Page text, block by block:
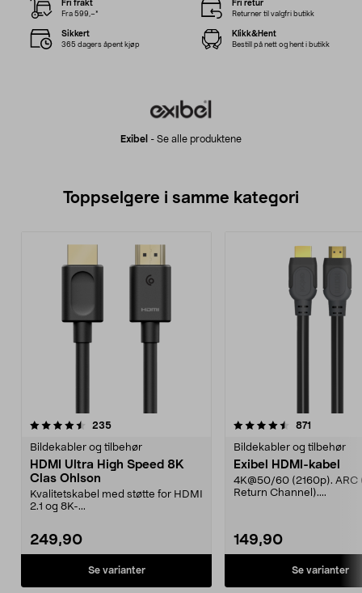
Exibel - Se alle produktene
Fri frakt
Fra 599,–*
Fri retur
Returner til valgfri butikk
Sikkert
365 dagers åpent kjøp
Klikk&Hent
Bestill på nett og hent i butikk
Toppselgere i samme kategori
235anmeldelser
Bildekabler og tilbehør
HDMI Ultra High Speed 8K
Clas Ohlson
Kvalitetskabel med støtte for HDMI
2.1 og 8K-...
249,90
Se varianter
4.5 av 5 stjerner 871
Bildekabler og tilbehør
Exibel HDMI-kabel
4K@50/60 (2160p). ARC
Return Channel)....
149,90
Se varianter
5.0 av 5 stjerner